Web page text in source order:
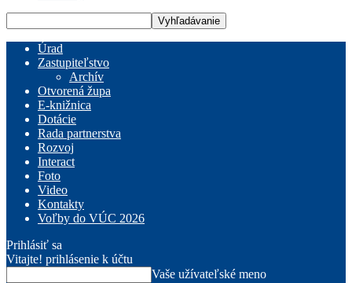
Úrad
Zastupiteľstvo
Archív
Otvorená župa
E-knižnica
Dotácie
Rada partnerstva
Rozvoj
Interact
Foto
Video
Kontakty
Voľby do VÚC 2026
Prihlásiť sa
Vitajte! prihlásenie k účtu
Vaše užívateľské meno